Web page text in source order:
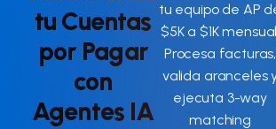
tu Cuentas
por Pagar
con
Agentes IA
tu equipo de AP
$5K a $1K
Procesa facturas,
valida aranceles
ejecuta 3-way
matching